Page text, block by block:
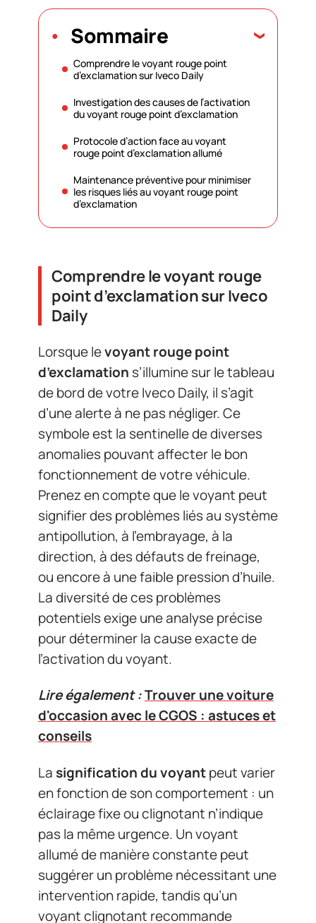
Sommaire
Comprendre le voyant rouge point
d’exclamation sur Iveco Daily
Investigation des causes de l’activation
du voyant rouge point d’exclamation
Protocole d’action face au voyant
rouge point d’exclamation allumé
Maintenance préventive pour minimiser
les risques liés au voyant rouge point
d’exclamation
Comprendre le voyant rouge
point d’exclamation sur Iveco
Daily
Lorsque levoyant rouge point
d’exclamation s’illumine sur le tableau
de bord de votre Iveco Daily, il s’agit
d’une alerte à ne pas négliger. Ce
symbole est la sentinelle de diverses
anomalies pouvant affecter le bon
fonctionnement de votre véhicule.
Prenez en compte que le voyant peut
signifier des problèmes liés au système
antipollution, à l’embrayage, à la
direction, à des défauts de freinage,
ou encore à une faible pression d’huile.
La diversité de ces problèmes
potentiels exige une analyse précise
pour déterminer la cause exacte de
l’activation du voyant.
Lire également :Trouver une voiture
d'occasion avec le CGOS : astuces et
conseils
La signification du voyantpeut varier
en fonction de son comportement : un
éclairage fixe ou clignotant n’indique
pas la même urgence. Un voyant
allumé de manière constante peut
suggérer un problème nécessitant une
intervention rapide, tandis qu’un
voyant clignotant recommande